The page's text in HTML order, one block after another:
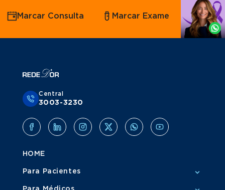
Agende
por
Whatsapp
Marcar Consulta Marcar Exame
Central
3003-3230
HOME
Para Pacientes